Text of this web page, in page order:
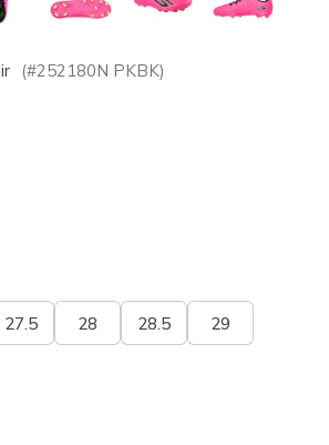
(#252180N PKBK)
27.5 28 28.5 29